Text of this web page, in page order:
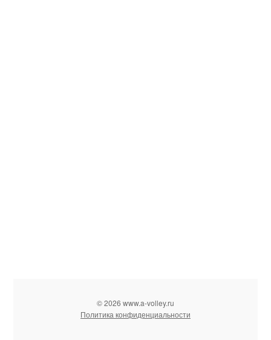
© 2026 www.a-volley.ru
Политика конфиденциальности